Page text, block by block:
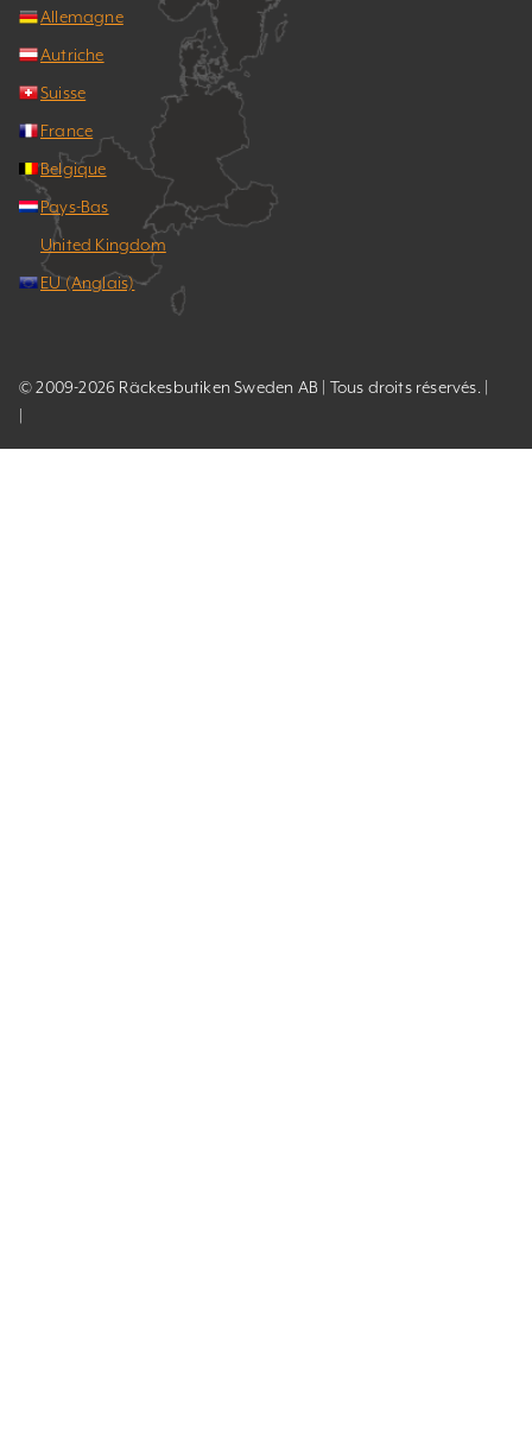
Allemagne
Autriche
Suisse
France
Belgique
Pays-Bas
United Kingdom
EU (Anglais)
© 2009-2026 Räckesbutiken Sweden AB | Tous droits réservés. |